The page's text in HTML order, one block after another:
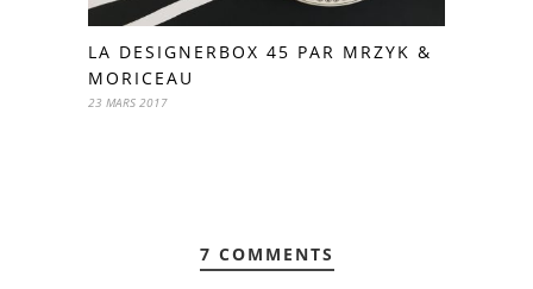
LA DESIGNERBOX 45 PAR MRZYK &
MORICEAU
23 MARS 2017
7 COMMENTS